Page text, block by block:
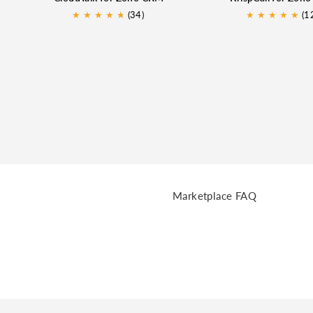
★ ★ ★ ★ ★
★ (34) ★ ★ ★ ★ ★
Marketplace FAQ